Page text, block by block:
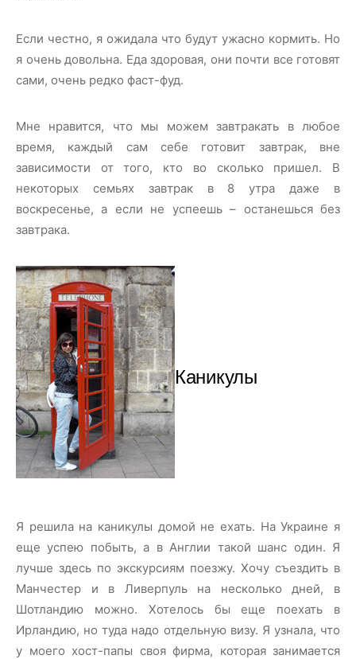
Если честно, я ожидала что будут ужасно кормить. Но
я очень довольна. Еда здоровая, они почти все готовят
сами, очень редко фаст-фуд.
Мне нравится, что мы можем завтракать в любое
время, каждый сам себе готовит завтрак, вне
зависимости от того, кто во сколько пришел. В
некоторых семьях завтрак в 8 утра даже в
воскресенье, а если не успеешь – останешься без
завтрака.
Каникулы
Я решила на каникулы домой не ехать. На Украине я
еще успею побыть, а в Англии такой шанс один. Я
лучше здесь по экскурсиям поезжу. Хочу съездить в
Манчестер и в Ливерпуль на несколько дней, в
Шотландию можно. Хотелось бы еще поехать в
Ирландию, но туда надо отдельную визу. Я узнала, что
у моего хост-папы своя фирма, которая занимается